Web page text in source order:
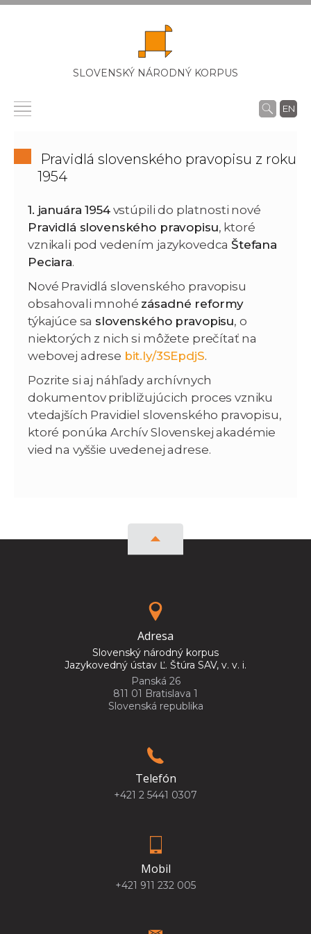
SLOVENSKÝ NÁRODNÝ KORPUS
EN
Pravidlá slovenského pravopisu z roku
1954
1. januára 1954vstúpili do platnosti nové
Pravidlá slovenského pravopisu, ktoré
vznikali pod vedením jazykovedcaŠtefana
Peciara.
Nové Pravidlá slovenského pravopisu
obsahovali mnohé zásadné reformy
týkajúce sa slovenského pravopisu, o
niektorých z nich si môžete prečítať na
webovej adrese bit.ly/3SEpdjS.
Pozrite si aj náhľady archívnych
dokumentov približujúcich proces vzniku
vtedajších Pravidiel slovenského pravopisu,
ktoré ponúka Archív Slovenskej akadémie
vied na vyššie uvedenej adrese.
Adresa
Slovenský národný korpus
Jazykovedný ústav Ľ. Štúra SAV, v. v. i.
Panská 26
811 01 Bratislava 1
Slovenská republika
Telefón
+421 2 5441 0307
Mobil
+421 911 232 005